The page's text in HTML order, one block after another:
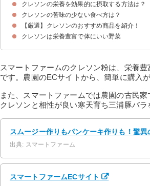
①シニグリン
②βカロテン
③カリウム
④カルシウム
⑤マグネシウム
⑥ビタミンC
⑦食物繊維
クレソンの栄養を効果的に摂取する方法は？
クレソンを加熱せずに生で食べる
クレソンの苦味の少ない食べ方は？
①炒め物にする
②揚げ物にする
③スープにする
④おひたしにする
【厳選】クレソンのおすすめ商品を紹介！
スマートファーム｜スムージー作りもパンケーキ
クレソンは栄養豊富で体にいい野菜
スマートファームのクレソン粉は、栄養
です。農園のECサイトから、簡単に購入が
また、スマートファームでは農園の古民
クレソンと相性が良い寒天育ち三浦豚バラ
スムージー作りもパンケーキ作りも！驚
出典: スマートファーム
スマートファームECサイト